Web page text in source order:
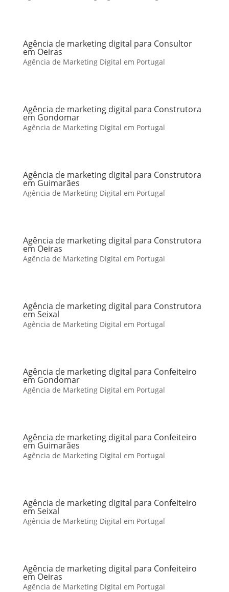
Agência de marketing digital para Consultor
em Oeiras
Agência de Marketing Digital em Portugal
Agência de marketing digital para Construtora
em Gondomar
Agência de Marketing Digital em Portugal
Agência de marketing digital para Construtora
em Guimarães
Agência de Marketing Digital em Portugal
Agência de marketing digital para Construtora
em Oeiras
Agência de Marketing Digital em Portugal
Agência de marketing digital para Construtora
em Seixal
Agência de Marketing Digital em Portugal
Agência de marketing digital para Confeiteiro
em Gondomar
Agência de Marketing Digital em Portugal
Agência de marketing digital para Confeiteiro
em Guimarães
Agência de Marketing Digital em Portugal
Agência de marketing digital para Confeiteiro
em Seixal
Agência de Marketing Digital em Portugal
Agência de marketing digital para Confeiteiro
em Oeiras
Agência de Marketing Digital em Portugal